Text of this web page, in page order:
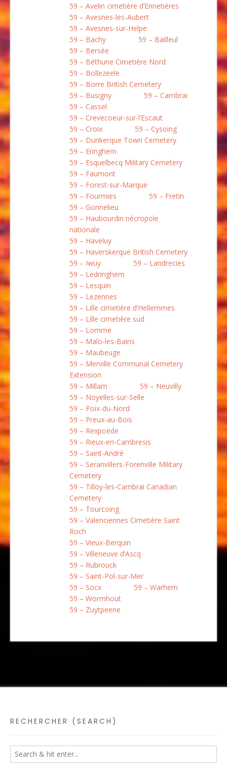
59 – Avelin cimetière d’Ennetières
59 – Avesnes-les-Aubert
59 – Avesnes-sur-Helpe
59 – Bachy
59 – Bailleul
59 – Bersée
59 – Béthune Cimetière Nord
59 – Bollezeele
59 – Borre British Cemetery
59 – Busigny
59 – Cambrai
59 – Cassel
59 – Crevecoeur-sur-l’Escaut
59 – Croix
59 – Cysoing
59 – Dunkerque Town Cemetery
59 – Eringhem
59 – Esquelbecq Military Cemetery
59 – Faumont
59 – Forest-sur-Marque
59 – Fourmies
59 – Fretin
59 – Gonnelieu
59 – Haubourdin nécropole
nationale
59 – Haveluy
59 – Haverskerque British Cemetery
59 – Iwuy
59 – Landrecies
59 – Ledringhem
59 – Lesquin
59 – Lezennes
59 – Lille cimetière d’Hellemmes
59 – Lille cimetière sud
59 – Lomme
59 – Malo-les-Bains
59 – Maubeuge
59 – Merville Communal Cemetery
Extension
59 – Millam
59 – Neuvilly
59 – Noyelles-sur-Selle
59 – Poix-du-Nord
59 – Preux-au-Bois
59 – Rexpoëde
59 – Rieux-en-Cambresis
59 – Saint-André
59 – Seranvillers-Forenville Military
Cemetery
59 – Tilloy-les-Cambrai Canadian
Cemetery
59 – Tourcoing
59 – Valenciennes Cimetière Saint
Roch
59 – Vieux-Berquin
59 – Villeneuve d’Ascq
59 – Rubrouck
59 – Saint-Pol-sur-Mer
59 – Socx
59 – Warhem
59 – Wormhout
59 – Zuytpeene
RECHERCHER (SEARCH)